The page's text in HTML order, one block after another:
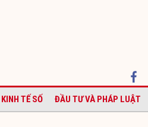
KINH TẾ SỐ ĐẦU TƯ VÀ PHÁP LUẬT